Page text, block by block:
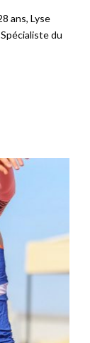
ans, Lyse
du